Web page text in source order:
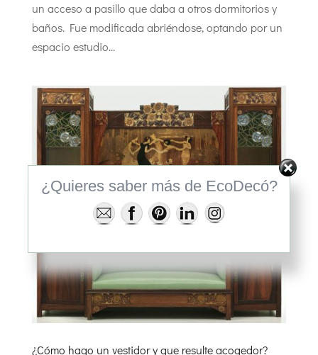
un acceso a pasillo que daba a otros dormitorios y
baños. Fue modificada abriéndose, optando por un
espacio estudio...
¿Cómo hago un vestidor y que resulte acogedor?
¿Quieres saber más de EcoDecó?